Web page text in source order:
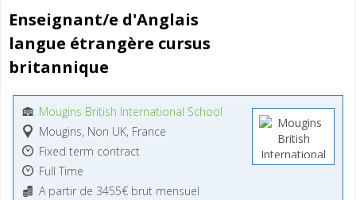
Enseignant/e d'Anglais
langue étrangère cursus
britannique
Mougins British International School
Mougins, Non UK, France
Fixed term contract
Full Time
A partir de 3455€ brut mensuel